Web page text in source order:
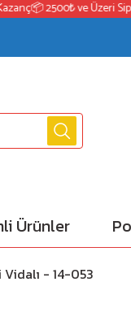
📦 2500₺ ve Üzeri
Ürünler
- 14-053